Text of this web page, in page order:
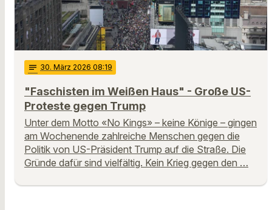
notes 30. März 2026 08:19
"Faschisten im Weißen Haus" - Große US-
Proteste gegen Trump
Unter dem Motto «No Kings» – keine Könige – gingen
am Wochenende zahlreiche Menschen gegen die
Politik von US-Präsident Trump auf die Straße. Die
Gründe dafür sind vielfältig. Kein Krieg gegen den …